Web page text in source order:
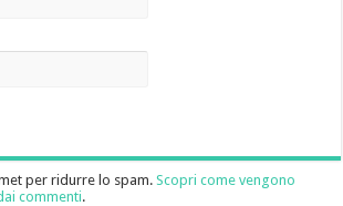
per ridurre lo spam.Scopri come vengono
commenti.